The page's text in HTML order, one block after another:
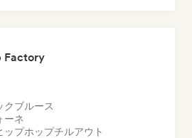
Factory
クブルース
ーネ
ップホップチルアウト